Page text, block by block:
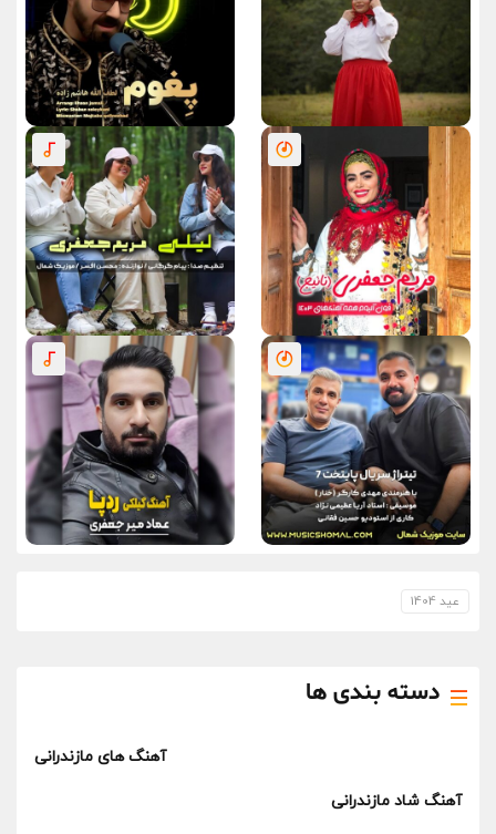
دسته بندی ها
آهنگ های مازندرانی
آهنگ شاد مازندرانی
عید 1404